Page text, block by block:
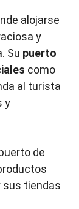
alojarse
y
Su puerto
como
al turista
y
de
sus tiendas